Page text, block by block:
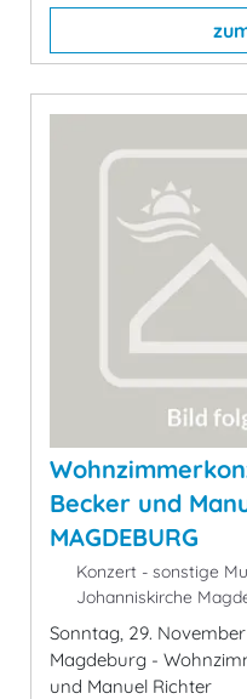
Becker und
MAGDEBURG
Konzert - sonstige
Johanniskirche
Sonntag, 29.
Magdeburg -
und Manuel Richter